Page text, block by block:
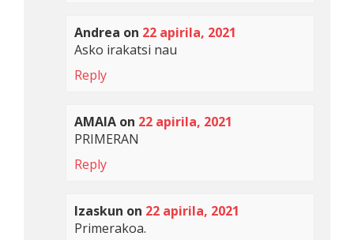
Andrea on 22 apirila, 2021
Asko irakatsi nau
Reply
AMAIA on 22 apirila, 2021
PRIMERAN
Reply
Izaskun on 22 apirila, 2021
Primerakoa.